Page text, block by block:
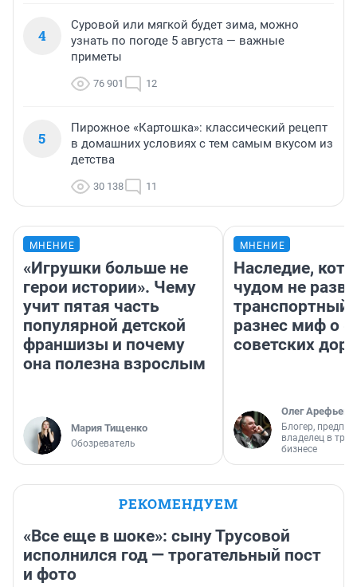
4
Суровой или мягкой будет зима, можно
узнать по погоде 5 августа — важные
приметы
76 901 12
5
Пирожное «Картошка»: классический рецепт
в домашних условиях с тем самым вкусом из
детства
30 138 11
МНЕНИЕ
«Игрушки больше не
герои истории». Чему
учит пятая часть
популярной детской
франшизы и почему
она полезна взрослым
Мария Тищенко
Обозреватель
МНЕНИЕ
Наследие,
чудом не
транспортный
разнес миф о
советских
Олег Арефьев
Блогер,
владелец в
бизнесе
РЕКОМЕНДУЕМ
«Все еще в шоке»: сыну Трусовой
исполнился год — трогательный пост
и фото